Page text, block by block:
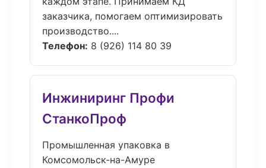
заказчика, помогаем оптимизировать
производство....
Телефон: 8 (926) 114 80 39
Инжиниринг Профи
СтанкоПроф
Промышленная упаковка в
Комсомольск-на-Амуре